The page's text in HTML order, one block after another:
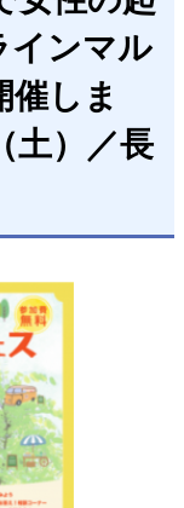
インマル
催しま
土）／長